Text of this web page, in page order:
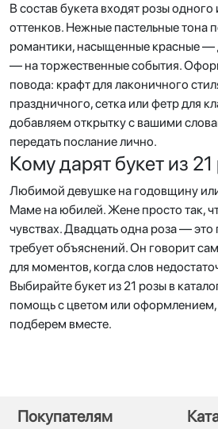
В состав букета входят розы одного
оттенков. Нежные пастельные тона
романтики, насыщенные красные —
— на торжественные события.
повода: крафт для лаконичного
праздничного, сетка или фетр для
добавляем открытку с вашими
передать послание лично.
Кому дарят букет из
Любимой девушке на годовщину
Маме на юбилей. Жене просто так,
чувствах. Двадцать одна роза —
требует объяснений. Он говорит
для моментов, когда слов
Выбирайте букет из 21 розы в
помощь с цветом или
подберем вместе.
Покупателям